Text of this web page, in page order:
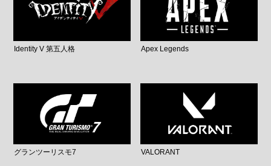
Identity V 第五人格 Apex Legends
グランツーリスモ7 VALORANT